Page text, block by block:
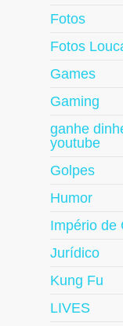
Fotos
Fotos
Games
Gaming
ganhe
youtube
Golpes
Humor
Império de
Jurídico
Kung Fu
LIVES